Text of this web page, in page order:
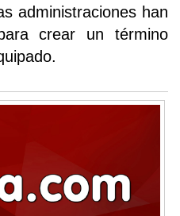
administraciones han
crear un término